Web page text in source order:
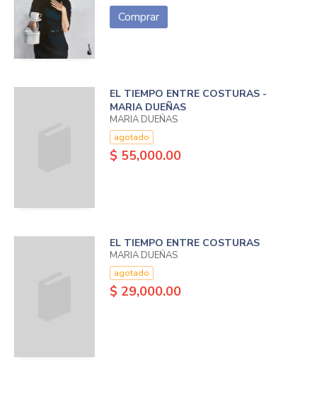
Comprar
EL TIEMPO ENTRE COSTURAS -
MARIA DUEÑAS
MARIA DUEÑAS
agotado
$ 55,000.00
EL TIEMPO ENTRE COSTURAS
MARIA DUEÑAS
agotado
$ 29,000.00